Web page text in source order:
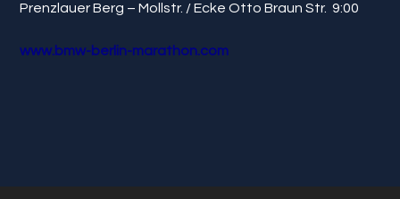
Prenzlauer Berg – Mollstr. / Ecke Otto Braun Str. 9:00
www.bmw-berlin-marathon.com